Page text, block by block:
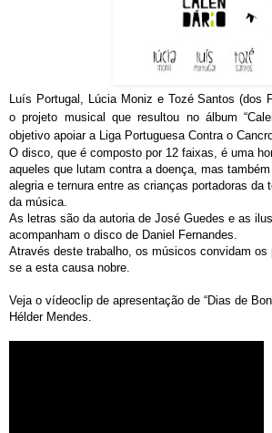
Luís Portugal, Lúcia Moniz e Tozé Santos (dos
o projeto musical que resultou no álbum
objetivo apoiar a Liga Portuguesa Contra o
O disco, que é composto por 12 faixas, é uma
aqueles que lutam contra a doença, mas
alegria e ternura entre as crianças portadoras da
da música.
As letras são da autoria de José Guedes e as
acompanham o disco de Daniel Fernandes.
Através deste trabalho, os músicos convidam os
se a esta causa nobre.
Veja o vídeoclip de apresentação de “Dias de
Hélder Mendes.